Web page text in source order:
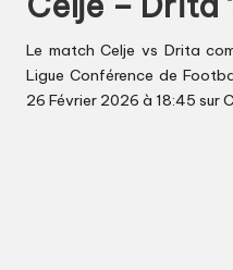
Le match Celje vs Drita
Ligue Conférence de
26 Février 2026 à 18:45 sur